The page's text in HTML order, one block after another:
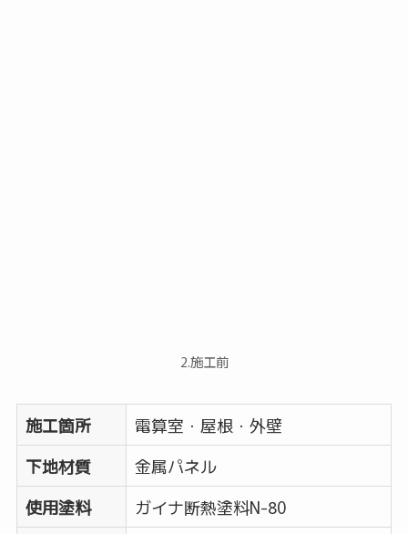
2.施工前
施工箇所
電算室・屋根・外壁
下地材質
金属パネル
使用塗料
ガイナ断熱塗料N-80